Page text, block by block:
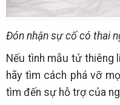
Đón nhận sự cố có thai
Nếu tình mẫu tử thiêng
hãy tìm cách phá vỡ
tìm đến sự hỗ trợ của